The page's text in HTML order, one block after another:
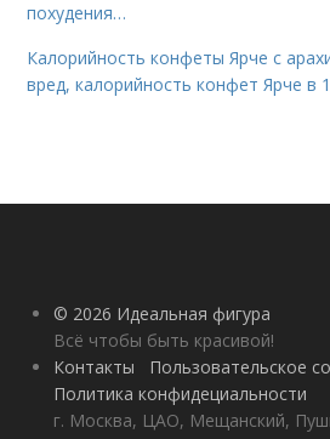
похудения…
Калорийность конфеты Ярче с
вред, калорийность конфет Ярче в
© 2026 Идеальная фигура
Всё чтобы быть красивой!
Контакты
Пользовательское
Политика конфидециальности
г. Москва, ЦАО, Мещанский,